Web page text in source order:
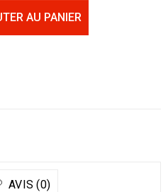
AU PANIER
AVIS (0)